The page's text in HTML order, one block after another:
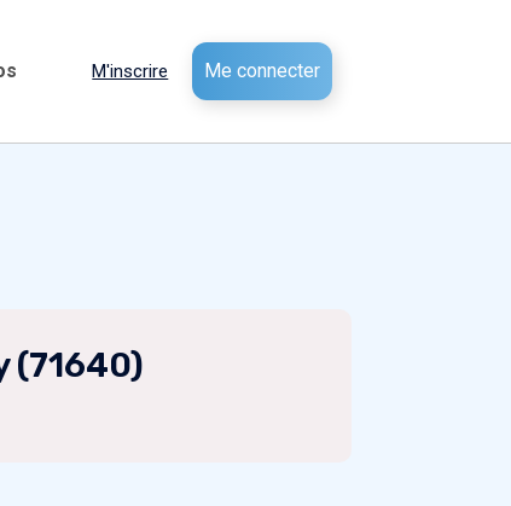
M'inscrire Me connecter
(71640)